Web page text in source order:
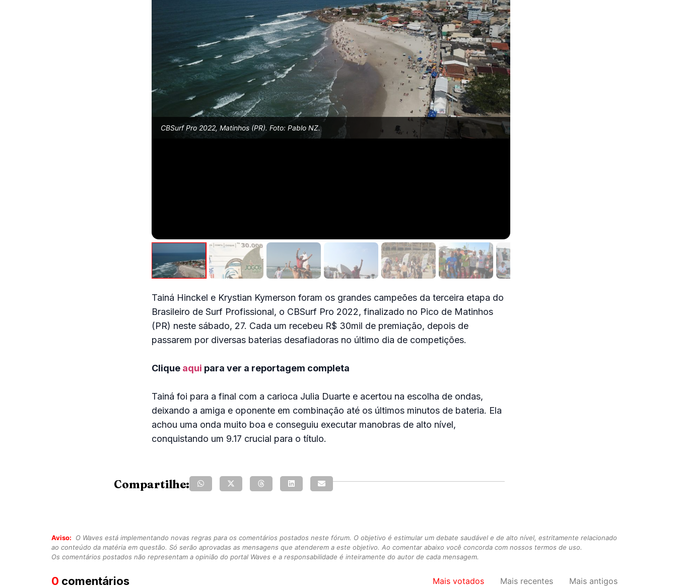
CBSurf Pro 2022, Matinhos (PR). Foto: Pablo NZ.
Tainá Hinckel e Krystian Kymerson foram os grandes campeões da terceira etapa do
Brasileiro de Surf Profissional, o CBSurf Pro 2022, finalizado no Pico de Matinhos
(PR) neste sábado, 27. Cada um recebeu R$ 30mil de premiação, depois de
passarem por diversas baterias desafiadoras no último dia de competições.
Clique aqui para ver a reportagem completa
Tainá foi para a final com a carioca Julia Duarte e acertou na escolha de ondas,
deixando a amiga e oponente em combinação até os últimos minutos de bateria. Ela
achou uma onda muito boa e conseguiu executar manobras de alto nível,
conquistando um 9.17 crucial para o título.
Compartilhe:
Aviso:
O Waves está implementando novas regras para os comentários postados neste fórum. O objetivo é estimular um debate saudável e de alto nível, estritamente relacionado
ao conteúdo da matéria em questão. Só serão aprovadas as mensagens que atenderem a este objetivo. Ao comentar abaixo você concorda com nossos termos de uso.
Os comentários postados não representam a opinião do portal Waves e a responsabilidade é inteiramente do autor de cada mensagem.
0 comentários Mais votados Mais recentes Mais antigos